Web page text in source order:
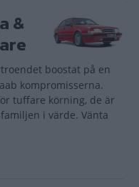
&
boostat på en
kompromisserna.
tuffare körning, de är
i värde. Vänta